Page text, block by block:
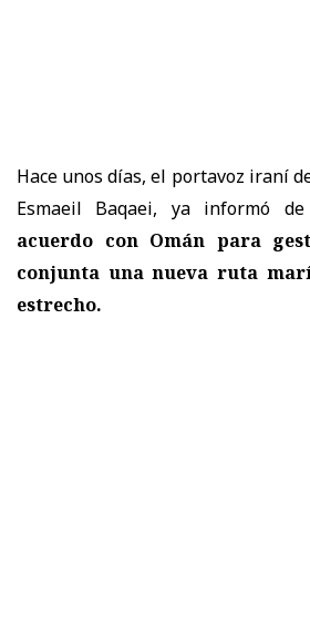
Hace unos días, el portavoz iraní
Esmaeil Baqaei, ya informó de
acuerdo con Omán para
conjunta una nueva ruta
estrecho.